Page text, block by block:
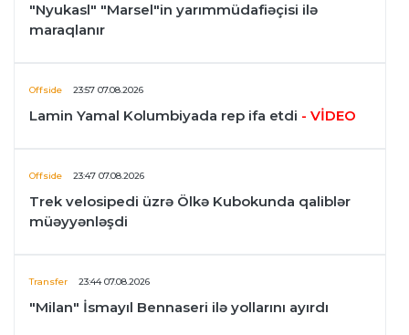
"Nyukasl" "Marsel"in yarımmüdafiəçisi ilə
maraqlanır
Offside 23:57 07.08.2026
Lamin Yamal Kolumbiyada rep ifa etdi - VİDEO
Offside 23:47 07.08.2026
Trek velosipedi üzrə Ölkə Kubokunda qaliblər
müəyyənləşdi
Transfer 23:44 07.08.2026
"Milan" İsmayıl Bennaseri ilə yollarını ayırdı